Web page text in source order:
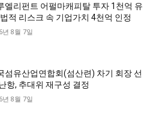
엘리펀트 어펄마캐피탈 투자 1천억 유
적 리스크 속 기업가치 4천억 인정
년 8월 7일
섬유산업연합회(섬산련) 차기 회장 선
항, 추대위 재구성 결정
년 8월 7일